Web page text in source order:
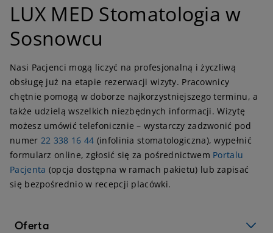
LUX MED Stomatologia w
Sosnowcu
Nasi Pacjenci mogą liczyć na profesjonalną i życzliwą
obsługę już na etapie rezerwacji wizyty. Pracownicy
chętnie pomogą w doborze najkorzystniejszego terminu, a
także udzielą wszelkich niezbędnych informacji. Wizytę
możesz umówić telefonicznie – wystarczy zadzwonić pod
numer 22 338 16 44 (infolinia stomatologiczna), wypełnić
formularz online, zgłosić się za pośrednictwem Portalu
Pacjenta (opcja dostępna w ramach pakietu) lub zapisać
się bezpośrednio w recepcji placówki.
Oferta